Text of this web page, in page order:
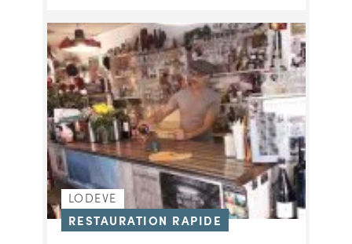
LODEVE
RESTAURATION RAPIDE